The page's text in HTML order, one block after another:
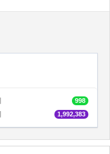
998
1,992,383